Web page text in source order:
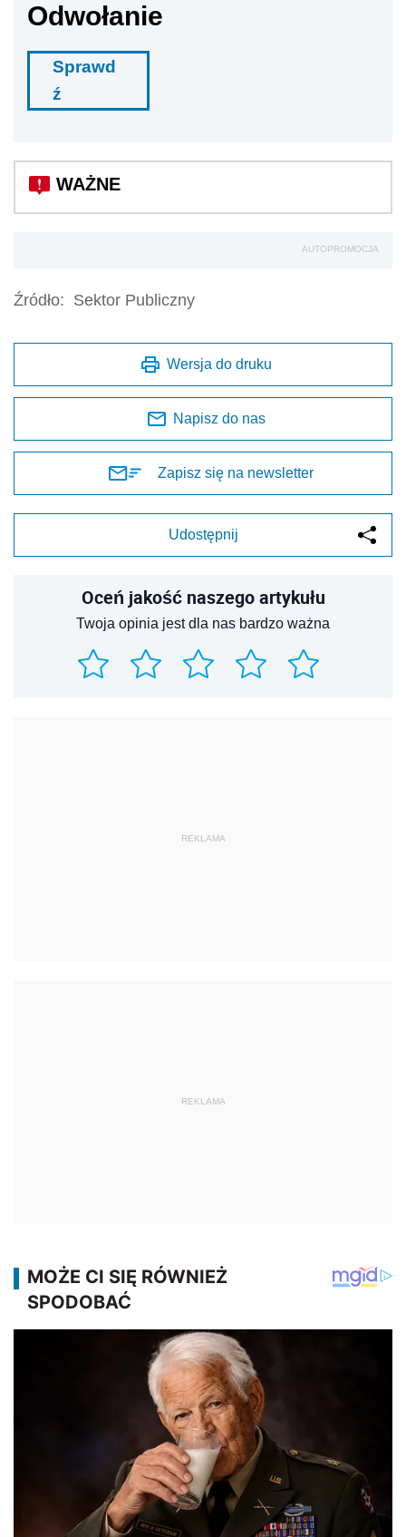
Odwołanie
Sprawd
ź
AUTOPROMOCJA
Źródło: Sektor Publiczny
Wersja do druku
Napisz do nas
Zapisz się na newsletter
Udostępnij
Oceń jakość naszego artykułu
Twoja opinia jest dla nas bardzo ważna
REKLAMA
REKLAMA